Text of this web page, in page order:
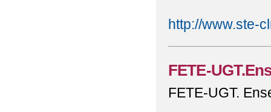
http://www.ste-
FETE-
FETE-UGT.